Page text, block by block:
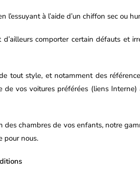
à l’aide d’un chiffon sec ou
comporter certain défauts et
tout style, et notamment des
vos voitures préférées (liens
chambres de vos enfants, notre
pour nous.